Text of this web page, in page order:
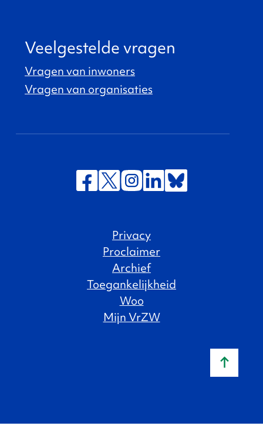
Veelgestelde vragen
Vragen van inwoners
Vragen van organisaties
Privacy
Proclaimer
Archief
Toegankelijkheid
Woo
Mijn VrZW
Naar